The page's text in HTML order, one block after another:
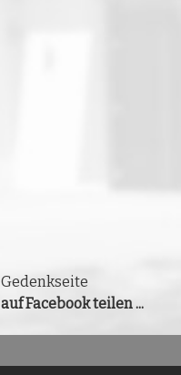
Gedenkseite
auf Facebook teilen ...